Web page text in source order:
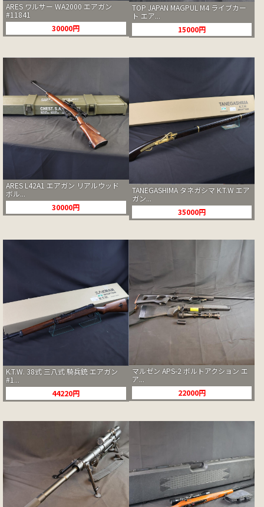
ARES ワルサー WA2000 エアガン
#11841
30000円
TOP JAPAN MAGPUL M4 ライブカー
ト エア...
15000円
ARES L42A1 エアガン リアルウッド
ボル...
30000円
TANEGASHIMA タネガシマ K.T.W エア
ガン...
35000円
K.T.W. 38式 三八式 騎兵銃 エアガン
#1...
44220円
マルゼン APS-2 ボルトアクション エ
ア...
22000円